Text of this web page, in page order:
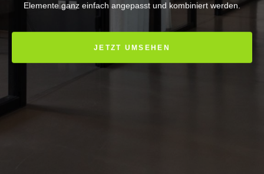
Elemente ganz einfach angepasst und kombiniert werden.
JETZT UMSEHEN